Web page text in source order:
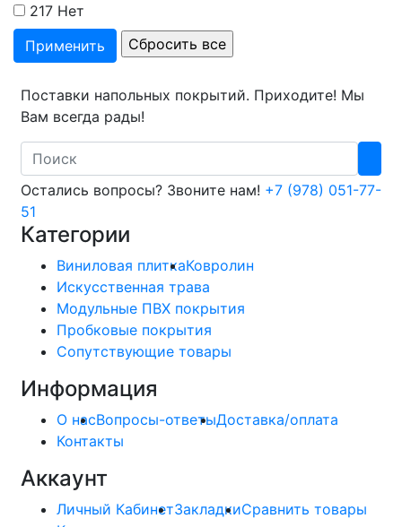
217 Нет
Поставки напольных покрытий. Приходите! Мы
Вам всегда рады!
Search
Остались вопросы? Звоните нам! +7 (978) 051-77-
51
Категории
Виниловая плиткаКовролин
Искусственная трава
Модульные ПВХ покрытия
Пробковые покрытия
Сопутствующие товары
Информация
О насВопросы-ответыДоставка/оплата
Контакты
Аккаунт
Личный КабинетЗакладкиСравнить товары